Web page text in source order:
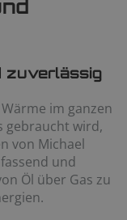
zuverlässig
im ganzen
gebraucht wird,
von Michael
und
Öl über Gas zu